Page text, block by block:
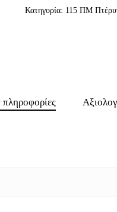
Κατηγορία: 115 ΠΜ
πληροφορίες